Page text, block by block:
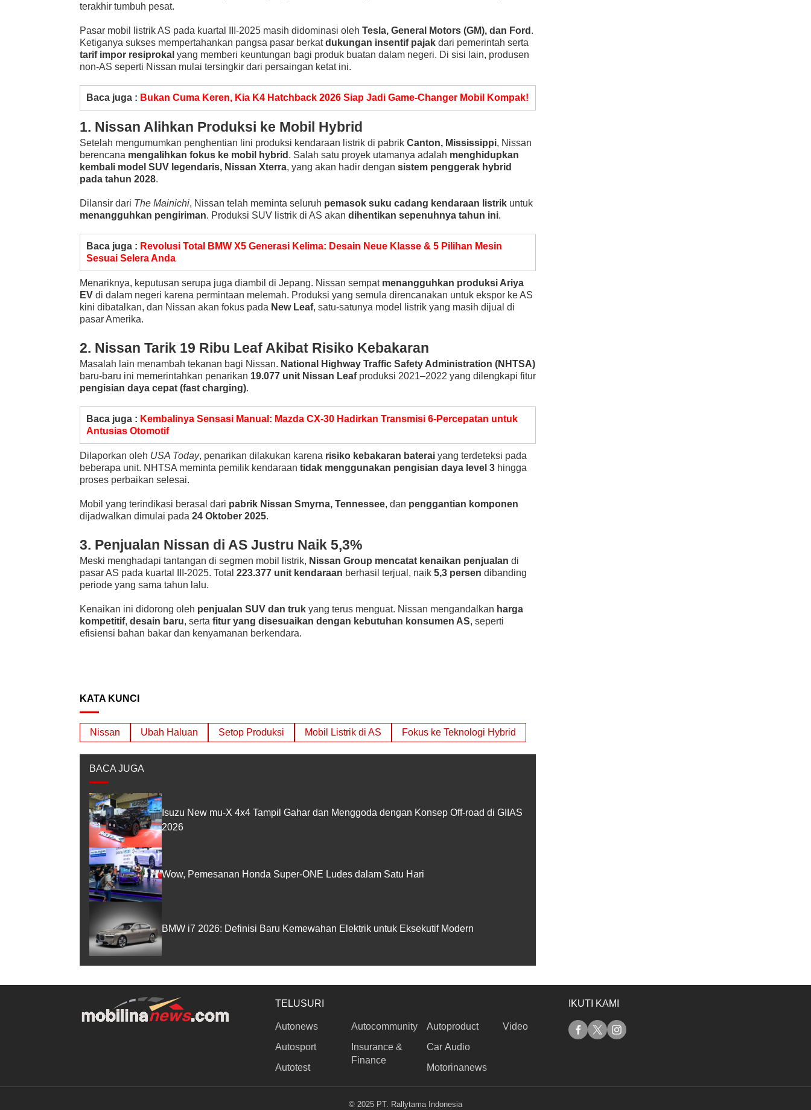
terakhir tumbuh pesat.
Pasar mobil listrik AS pada kuartal III-2025 masih didominasi oleh Tesla, General Motors (GM), dan Ford .
Ketiganya sukses mempertahankan pangsa pasar berkatdukungan insentif pajak dari pemerintah serta
tarif impor resiprokal yang memberi keuntungan bagi produk buatan dalam negeri. Di sisi lain, produsen
non-AS seperti Nissan mulai tersingkir dari persaingan ketat ini.
Baca juga : Bukan Cuma Keren, Kia K4 Hatchback 2026 Siap Jadi Game-Changer Mobil Kompak!
1. Nissan Alihkan Produksi ke Mobil Hybrid
Setelah mengumumkan penghentian lini produksi kendaraan listrik di pabrik Canton, Mississippi, Nissan
berencana mengalihkan fokus ke mobil hybrid . Salah satu proyek utamanya adalah menghidupkan
kembali model SUV legendaris, Nissan Xterra, yang akan hadir dengan sistem penggerak hybrid
pada tahun 2028.
Dilansir dari The Mainichi, Nissan telah meminta seluruh pemasok suku cadang kendaraan listrik untuk
menangguhkan pengiriman. Produksi SUV listrik di AS akan dihentikan sepenuhnya tahun ini.
Baca juga : Revolusi Total BMW X5 Generasi Kelima: Desain Neue Klasse & 5 Pilihan Mesin
Sesuai Selera Anda
Menariknya, keputusan serupa juga diambil di Jepang. Nissan sempat menangguhkan produksi Ariya
EV di dalam negeri karena permintaan melemah. Produksi yang semula direncanakan untuk ekspor ke AS
kini dibatalkan, dan Nissan akan fokus pada New Leaf, satu-satunya model listrik yang masih dijual di
pasar Amerika.
2. Nissan Tarik 19 Ribu Leaf Akibat Risiko Kebakaran
Masalah lain menambah tekanan bagi Nissan. National Highway Traffic Safety Administration (NHTSA)
baru-baru ini memerintahkan penarikan 19.077 unit Nissan Leafproduksi 2021–2022 yang dilengkapi fitur
pengisian daya cepat (fast charging).
Baca juga : Kembalinya Sensasi Manual: Mazda CX-30 Hadirkan Transmisi 6-Percepatan untuk
Antusias Otomotif
Dilaporkan oleh USA Today, penarikan dilakukan karena risiko kebakaran baterai yang terdeteksi pada
beberapa unit. NHTSA meminta pemilik kendaraan tidak menggunakan pengisian daya level 3 hingga
proses perbaikan selesai.
Mobil yang terindikasi berasal dari pabrik Nissan Smyrna, Tennessee, dan penggantian komponen
dijadwalkan dimulai pada 24 Oktober 2025.
3. Penjualan Nissan di AS Justru Naik 5,3%
Meski menghadapi tantangan di segmen mobil listrik, Nissan Group mencatat kenaikan penjualan di
pasar AS pada kuartal III-2025. Total 223.377 unit kendaraan berhasil terjual, naik 5,3 persen dibanding
periode yang sama tahun lalu.
Kenaikan ini didorong oleh penjualan SUV dan truk yang terus menguat. Nissan mengandalkan harga
kompetitif, desain baru, serta fitur yang disesuaikan dengan kebutuhan konsumen AS, seperti
efisiensi bahan bakar dan kenyamanan berkendara.
KATA KUNCI
Nissan Ubah Haluan Setop Produksi Mobil Listrik di AS Fokus ke Teknologi Hybrid
BACA JUGA
Isuzu New mu-X 4x4 Tampil Gahar dan Menggoda dengan Konsep Off-road di GIIAS
2026
Wow, Pemesanan Honda Super-ONE Ludes dalam Satu Hari
BMW i7 2026: Definisi Baru Kemewahan Elektrik untuk Eksekutif Modern
TELUSURI
Autonews
Autosport
Autotest
Autocommunity
Insurance &
Finance
Autoproduct
Car Audio
Motorinanews
Video
IKUTI KAMI
© 2025 PT. Rallytama Indonesia